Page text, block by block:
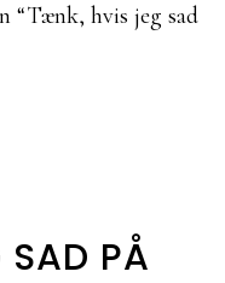
“Tænk, hvis jeg sad
PÅ